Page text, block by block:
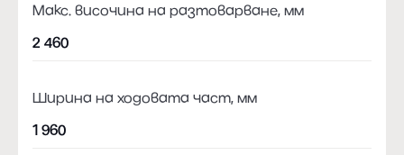
Макс. височина на разтоварване, мм
2 460
Ширина на ходовата част, мм
1 960